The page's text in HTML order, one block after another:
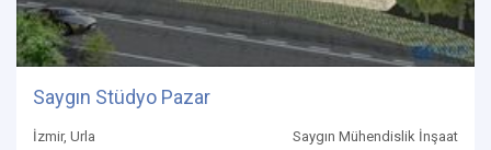
Saygın Stüdyo Pazar
İzmir, Urla Saygın Mühendislik İnşaat